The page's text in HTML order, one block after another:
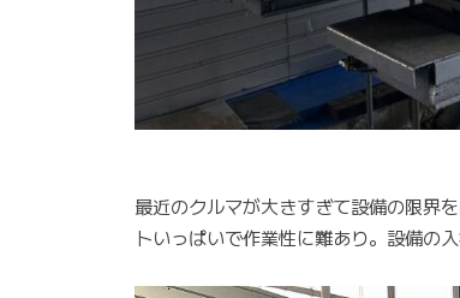
最近のクルマが大きすぎて設備の限界
トいっぱいで作業性に難あり。設備の